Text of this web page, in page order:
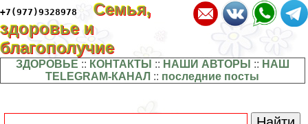
+7(977)9328978
Семья,
здоровье и
благополучие
ЗДОРОВЬЕ :: КОНТАКТЫ :: НАШИ АВТОРЫ :: НАШ
TELEGRAM-КАНАЛ :: последние посты